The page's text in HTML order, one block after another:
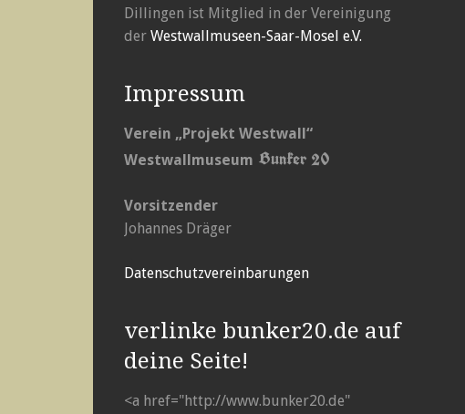
Dillingen ist Mitglied in der Vereinigung
der Westwallmuseen-Saar-Mosel e.V.
Impressum
Verein „Projekt Westwall“
Westwallmuseum Bunker 20
Vorsitzender
Johannes Dräger
Datenschutzvereinbarungen
verlinke bunker20.de auf
deine Seite!
<a href="http://www.bunker20.de"